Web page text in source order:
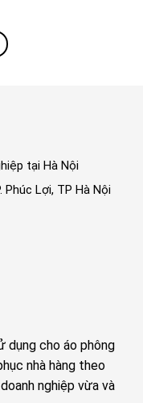
tại Hà Nội
Phúc Lợi, TP Hà Nội
dụng cho áo phông
nhà hàng theo
nghiệp vừa và